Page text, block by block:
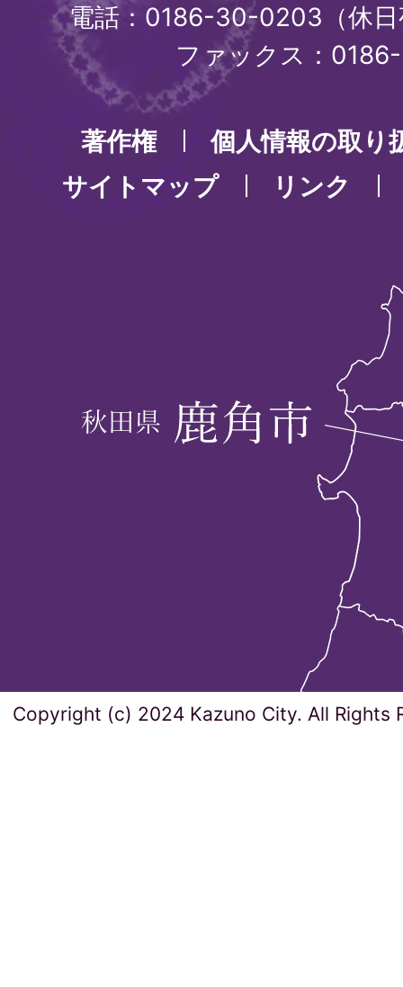
電話：0186-30-0203（休
ファックス：
著作権
個人情報の取り
サイトマップ
リンク
Copyright (c) 2024 Kazuno City. All Rights